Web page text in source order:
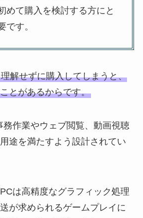
めて購入を検討する方にと
です。
解せずに購入してしまうと、
とがあるからです。
務作業やウェブ閲覧、動画視聴
途を満たすよう設計されてい
は高精度なグラフィック処理
が求められるゲームプレイに